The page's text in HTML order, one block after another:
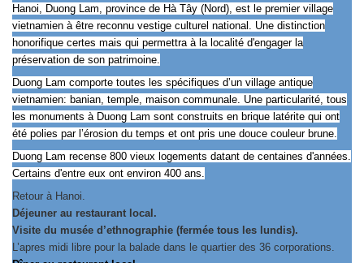
Hanoi, Duong Lam, province de Hà Tây (Nord), est le premier village
vietnamien à être reconnu vestige culturel national. Une distinction
honorifique certes mais qui permettra à la localité d'engager la
préservation de son patrimoine.
Duong Lam comporte toutes les spécifiques d’un village antique
vietnamien: banian, temple, maison communale. Une particularité, tous
les monuments à Duong Lam sont construits en brique latérite qui ont
été polies par l’érosion du temps et ont pris une douce couleur brune.
Duong Lam recense 800 vieux logements datant de centaines d'années.
Certains d'entre eux ont environ 400 ans.
Retour à Hanoi.
Déjeuner au restaurant local.
Visite du musée d’ethnographie (fermée tous les lundis).
L’apres midi libre pour la balade dans le quartier des 36 corporations.